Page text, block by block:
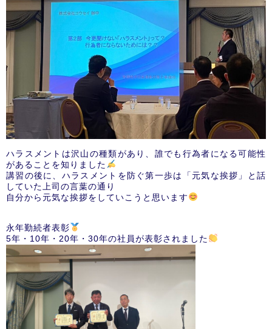
ハラスメントは沢山の種類があり、誰でも行為者になる可能性
があることを知りました
講習の後に、ハラスメントを防ぐ第一歩は「元気な挨拶」と話
していた上司の言葉の通り
自分から元気な挨拶をしていこうと思います
永年勤続者表彰
5年・10年・20年・30年の社員が表彰されました